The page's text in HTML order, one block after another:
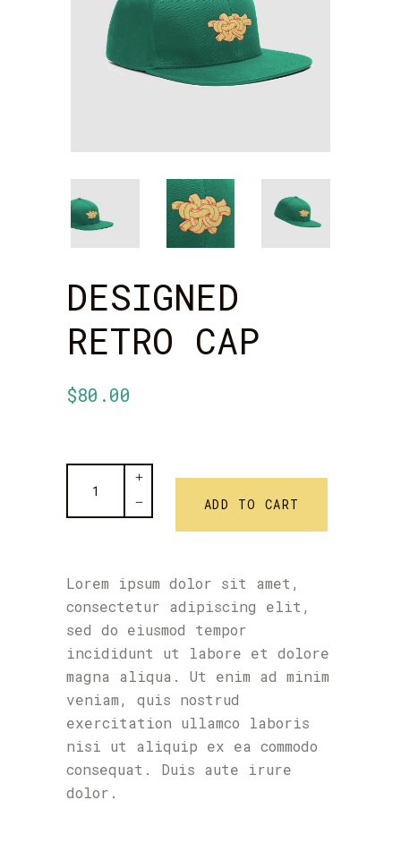
DESIGNED
RETRO CAP
$80.00
Designed
Retro
Cap
ADD TO CART
Lorem ipsum dolor sit amet,
consectetur adipiscing elit,
sed do eiusmod tempor
incididunt ut labore et dolore
magna aliqua. Ut enim ad minim
veniam, quis nostrud
exercitation ullamco laboris
nisi ut aliquip ex ea commodo
consequat. Duis aute irure
dolor.